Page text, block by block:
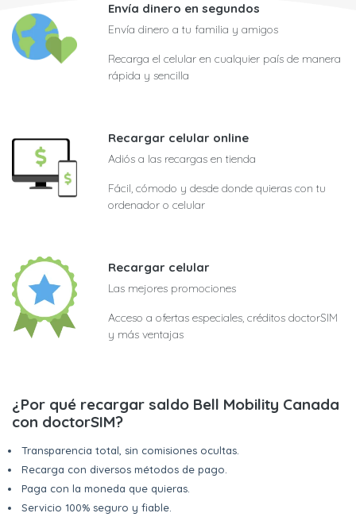
Envía dinero en segundos
Envía dinero a tu familia y amigos
Recarga el celular en cualquier país de manera
rápida y sencilla
Recargar celular online
Adiós a las recargas en tienda
Fácil, cómodo y desde donde quieras con tu
ordenador o celular
Recargar celular
Las mejores promociones
Acceso a ofertas especiales, créditos doctorSIM
y más ventajas
¿Por qué recargar saldo Bell Mobility Canada
con doctorSIM?
Transparencia total, sin comisiones ocultas.
Recarga con diversos métodos de pago.
Paga con la moneda que quieras.
Servicio 100% seguro y fiable.